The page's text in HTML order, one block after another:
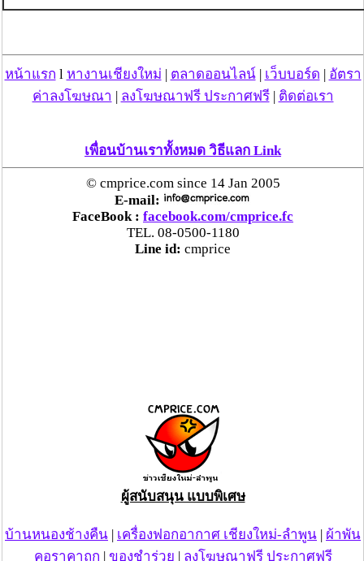
หน้าแรก l หางานเชียงใหม่ | ตลาดออนไลน์| เว็บบอร์ด | อัตรา
ค่าลงโฆษณา | ลงโฆษณาฟรี ประกาศฟรี| ติดต่อเรา
เพื่อนบ้านเราทั้งหมด วิธีแลก Link
© cmprice.com since 14 Jan 2005
E-mail:
FaceBook : facebook.com/cmprice.fc
TEL. 08-0500-1180
Line id: cmprice
ผู้สนับสนุน แบบพิเศษ
บ้านหนองช้างคืน | เครื่องฟอกอากาศ เชียงใหม่-ลำพูน | ผ้าพัน
คอราคาถูก | ของชำร่วย | ลงโฆษณาฟรี ประกาศฟรี